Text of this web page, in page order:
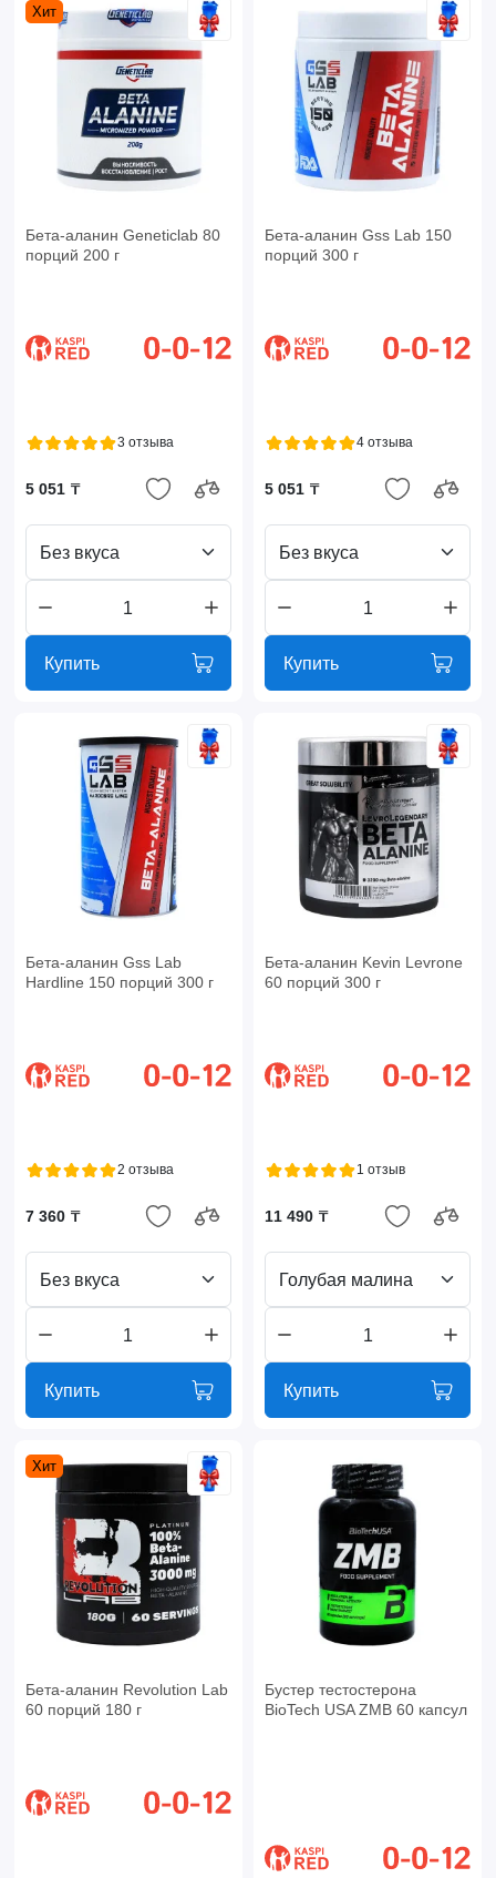
Хит
Бета-аланин Geneticlab 80
порций 200 г
3 отзыва
5 051 ₸
Без вкуса
Купить
Бета-аланин Gss Lab 150
порций 300 г
4 отзыва
5 051 ₸
Без вкуса
Купить
Бета-аланин Gss Lab
Hardline 150 порций 300 г
2 отзыва
7 360 ₸
Без вкуса
Купить
Бета-аланин Kevin Levrone
60 порций 300 г
1 отзыв
11 490 ₸
Голубая малина
Купить
Хит
Бета-аланин Revolution Lab
60 порций 180 г
Бустер тестостерона
BioTech USA ZMB 60 капсул